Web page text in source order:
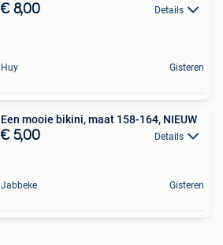
€ 8,00 Details
Huy Gisteren
Een mooie bikini, maat 158-164, NIEUW
€ 5,00 Details
Jabbeke Gisteren